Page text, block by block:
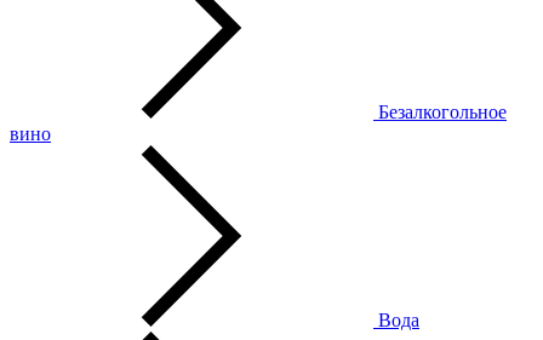
Безалкогольное
вино
Вода